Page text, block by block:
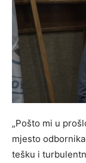
„Pošto mi u
mjesto
tešku i